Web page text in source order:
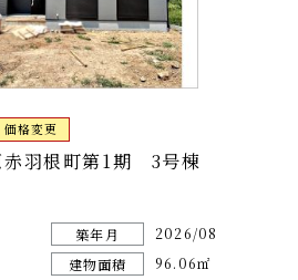
価格変更
赤羽根町第1期 3号棟
築年月
2026/08
建物面積 96.06㎡